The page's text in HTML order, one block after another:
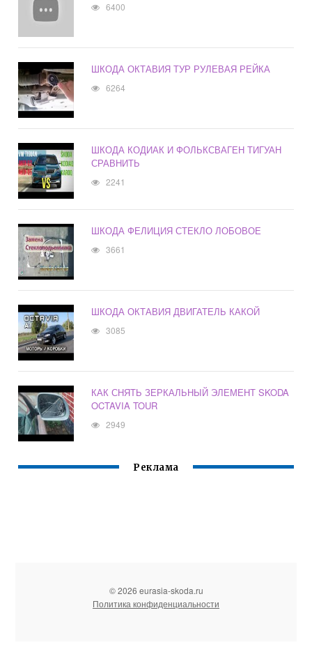
6400
ШКОДА ОКТАВИЯ ТУР РУЛЕВАЯ РЕЙКА
6264
ШКОДА КОДИАК И ФОЛЬКСВАГЕН ТИГУАН
СРАВНИТЬ
2241
ШКОДА ФЕЛИЦИЯ СТЕКЛО ЛОБОВОЕ
3661
ШКОДА ОКТАВИЯ ДВИГАТЕЛЬ КАКОЙ
3085
КАК СНЯТЬ ЗЕРКАЛЬНЫЙ ЭЛЕМЕНТ SKODA
OCTAVIA TOUR
2949
Реклама
© 2026 eurasia-skoda.ru
Политика конфиденциальности